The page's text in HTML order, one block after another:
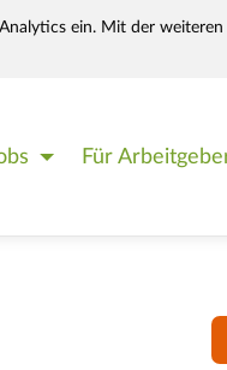
ein. Mit der
Für